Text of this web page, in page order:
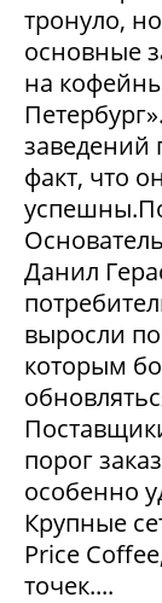
тронуло,
основные
на
заведений
факт, что
Данил
выросли
которым
порог
особенно
Крупные
Price
точек....